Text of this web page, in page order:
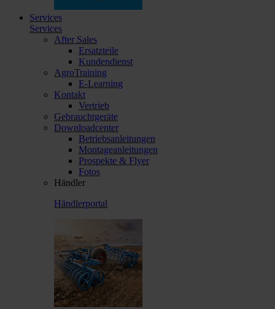
Services
Services
After Sales
Ersatzteile
Kundendienst
AgroTraining
E-Learning
Kontakt
Vertrieb
Gebrauchtgeräte
Downloadcenter
Betriebsanleitungen
Montageanleitungen
Prospekte & Flyer
Fotos
Händler
Händlerportal